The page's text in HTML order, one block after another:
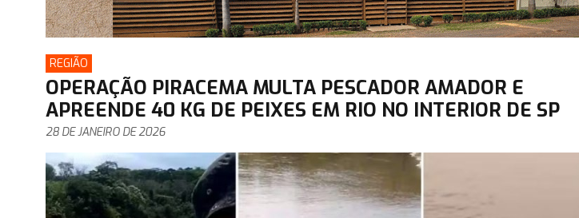
REGIÃO
OPERAÇÃO PIRACEMA MULTA PESCADOR AMADOR E
APREENDE 40 KG DE PEIXES EM RIO NO INTERIOR DE SP
28 DE JANEIRO DE 2026